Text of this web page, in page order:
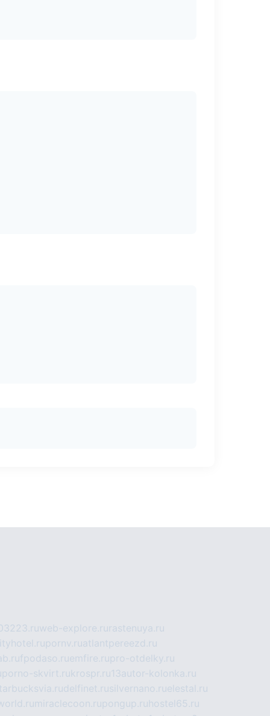
web-explore.ru rastenuya.ru
pornv.ruatlantpereezd.ru
fpodaso.ruemfire.rupro-otdelky.ru
porno-skvirt.rukrospr.ru13autor-kolonka.ru
delfinet.rusilvernano.ruelestal.ru
miraclecoon.rupongup.ru hostel65.ru